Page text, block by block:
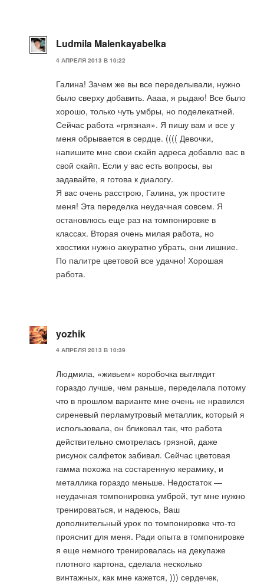
Ludmila Malenkayabelka
4 АПРЕЛЯ 2013 В 10:22
Галина! Зачем же вы все переделывали, нужно
было сверху добавить. Аааа, я рыдаю! Все было
хорошо, только чуть умбры, но поделекатней.
Сейчас работа «грязная». Я пишу вам и все у
меня обрывается в сердце. (((( Девочки,
напишите мне свои скайп адреса добавлю вас в
свой скайп. Если у вас есть вопросы, вы
задавайте, я готова к диалогу.
Я вас очень расстрою, Галина, уж простите
меня! Эта переделка неудачная совсем. Я
остановлюсь еще раз на томпонировке в
классах. Вторая очень милая работа, но
хвостики нужно аккуратно убрать, они лишние.
По палитре цветовой все удачно! Хорошая
работа.
yozhik
4 АПРЕЛЯ 2013 В 10:39
Людмила, «живьем» коробочка выглядит
гораздо лучше, чем раньше, переделала потому
что в прошлом варианте мне очень не нравился
сиреневый перламутровый металлик, который я
использовала, он бликовал так, что работа
действительно смотрелась грязной, даже
рисунок салфеток забивал. Сейчас цветовая
гамма похожа на состаренную керамику, и
металлика гораздо меньше. Недостаток —
неудачная томпонировка умброй, тут мне нужно
тренироваться, и надеюсь, Ваш
дополнительный урок по томпонировке что-то
прояснит для меня. Ради опыта в томпонировке
я еще немного тренировалась на декупаже
плотного картона, сделала несколько
винтажных, как мне кажется, ))) сердечек,